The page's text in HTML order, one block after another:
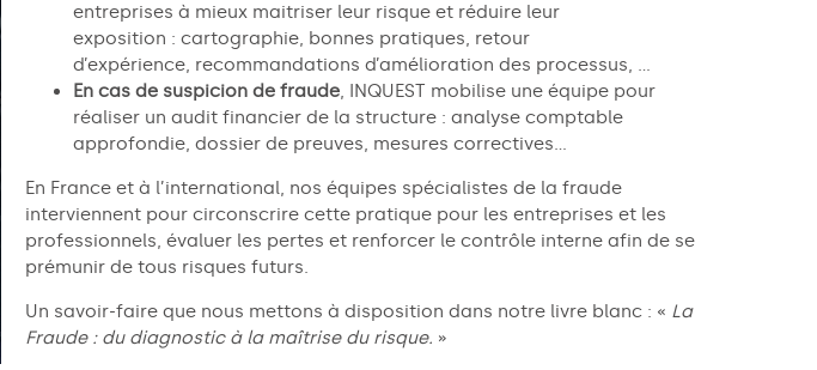
entreprises à mieux maitriser leur risque et réduire leur
exposition : cartographie, bonnes pratiques, retour
d’expérience, recommandations d’amélioration des processus, …
En cas de suspicion de fraude, INQUEST mobilise une équipe pour
réaliser un audit financier de la structure : analyse comptable
approfondie, dossier de preuves, mesures correctives…
En France et à l’international, nos équipes spécialistes de la fraude
interviennent pour circonscrire cette pratique pour les entreprises et les
professionnels, évaluer les pertes et renforcer le contrôle interne afin de se
prémunir de tous risques futurs.
Un savoir-faire que nous mettons à disposition dans notre livre blanc : « La
Fraude : du diagnostic à la maîtrise du risque. »